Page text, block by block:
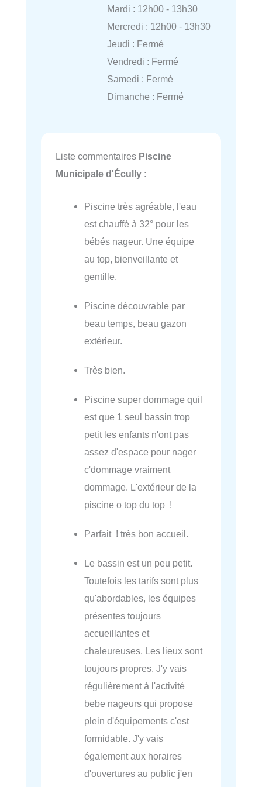
Mardi : 12h00 - 13h30
Mercredi : 12h00 - 13h30
Jeudi : Fermé
Vendredi : Fermé
Samedi : Fermé
Dimanche : Fermé
Liste commentaires Piscine
Municipale d'Écully :
Piscine très agréable, l'eau
est chauffé à 32° pour les
bébés nageur. Une équipe
au top, bienveillante et
gentille.
Piscine découvrable par
beau temps, beau gazon
extérieur.
Très bien.
Piscine super dommage quil
est que 1 seul bassin trop
petit les enfants n'ont pas
assez d'espace pour nager
c'dommage vraiment
dommage. L'extérieur de la
piscine o top du top !
Parfait ! très bon accueil.
Le bassin est un peu petit.
Toutefois les tarifs sont plus
qu'abordables, les équipes
présentes toujours
accueillantes et
chaleureuses. Les lieux sont
toujours propres. J'y vais
régulièrement à l'activité
bebe nageurs qui propose
plein d'équipements c'est
formidable. J'y vais
également aux horaires
d'ouvertures au public j'en